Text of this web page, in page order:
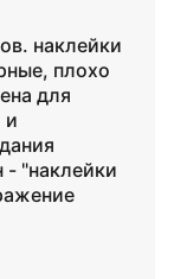
наклейки
плохо
для
и
"наклейки